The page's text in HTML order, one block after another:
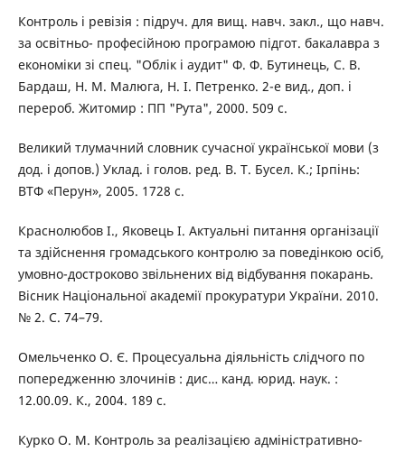
Контроль і ревізія : підруч. для вищ. навч. закл., що навч.
за освітньо- професійною програмою підгот. бакалавра з
економіки зі спец. "Облік і аудит" Ф. Ф. Бутинець, С. В.
Бардаш, Н. М. Малюга, Н. І. Петренко. 2-е вид., доп. і
перероб. Житомир : ПП "Рута", 2000. 509 с.
Великий тлумачний словник сучасної української мови (з
дод. і допов.) Уклад. і голов. ред. В. Т. Бусел. К.; Ірпінь:
ВТФ «Перун», 2005. 1728 с.
Краснолюбов І., Яковець І. Актуальні питання організації
та здійснення громадського контролю за поведінкою осіб,
умовно-достроково звільнених від відбування покарань.
Вісник Національної академії прокуратури України. 2010.
№ 2. С. 74–79.
Омельченко О. Є. Процесуальна діяльність слідчого по
попередженню злочинів : дис… канд. юрид. наук. :
12.00.09. К., 2004. 189 с.
Курко О. М. Контроль за реалізацією адміністративно-